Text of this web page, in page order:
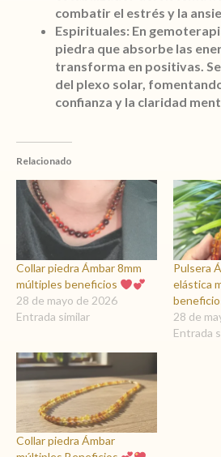
combatir el estrés y la
Espirituales: En
piedra que absorbe las
transforma en positivas.
del plexo solar,
confianza y la claridad
Relacionado
Collar piedra Ámbar 8mm
múltiples beneficios
28 de mayo de 2026
Entrada similar
Pulsera
elástica
28 de
Entrada
Collar piedra Ámbar